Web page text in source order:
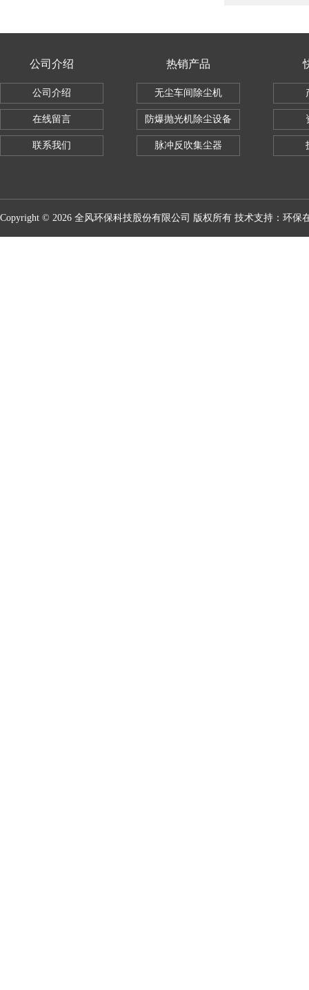
公司介绍
公司介绍
在线留言
联系我们
热销产品
无尘车间除尘机
防爆抛光机除尘设备
脉冲反吹集尘器
Copyright © 2026 全风环保科技股份有限公司 版权所有 技术支持： 环保